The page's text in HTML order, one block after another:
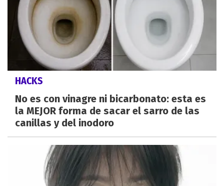
HACKS
No es con vinagre ni bicarbonato: esta es
la MEJOR forma de sacar el sarro de las
canillas y del inodoro